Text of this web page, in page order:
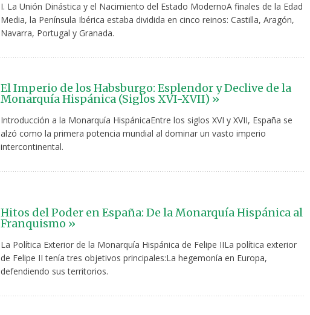
I. La Unión Dinástica y el Nacimiento del Estado ModernoA finales de la Edad
Media, la Península Ibérica estaba dividida en cinco reinos: Castilla, Aragón,
Navarra, Portugal y Granada.
El Imperio de los Habsburgo: Esplendor y Declive de la
Monarquía Hispánica (Siglos XVI-XVII) »
Introducción a la Monarquía HispánicaEntre los siglos XVI y XVII, España se
alzó como la primera potencia mundial al dominar un vasto imperio
intercontinental.
Hitos del Poder en España: De la Monarquía Hispánica al
Franquismo »
La Política Exterior de la Monarquía Hispánica de Felipe IILa política exterior
de Felipe II tenía tres objetivos principales:La hegemonía en Europa,
defendiendo sus territorios.